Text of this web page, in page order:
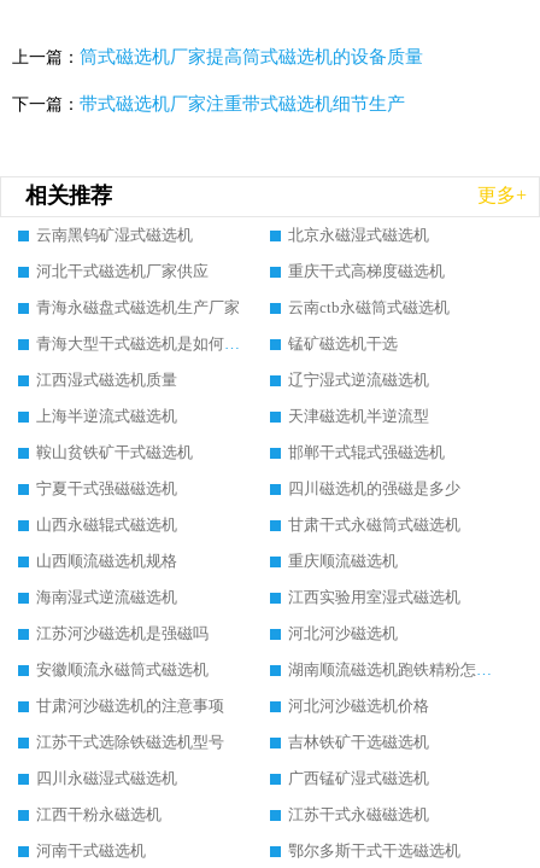
上一篇： 筒式磁选机厂家提高筒式磁选机的设备质量
下一篇： 带式磁选机厂家注重带式磁选机细节生产
相关推荐 更多+
云南黑钨矿湿式磁选机
北京永磁湿式磁选机
河北干式磁选机厂家供应
重庆干式高梯度磁选机
青海永磁盘式磁选机生产厂家
云南ctb永磁筒式磁选机
青海大型干式磁选机是如何选矿的
锰矿磁选机干选
江西湿式磁选机质量
辽宁湿式逆流磁选机
上海半逆流式磁选机
天津磁选机半逆流型
鞍山贫铁矿干式磁选机
邯郸干式辊式强磁选机
宁夏干式强磁磁选机
四川磁选机的强磁是多少
山西永磁辊式磁选机
甘肃干式永磁筒式磁选机
山西顺流磁选机规格
重庆顺流磁选机
海南湿式逆流磁选机
江西实验用室湿式磁选机
江苏河沙磁选机是强磁吗
河北河沙磁选机
安徽顺流永磁筒式磁选机
湖南顺流磁选机跑铁精粉怎么处理
甘肃河沙磁选机的注意事项
河北河沙磁选机价格
江苏干式选除铁磁选机型号
吉林铁矿干选磁选机
四川永磁湿式磁选机
广西锰矿湿式磁选机
江西干粉永磁选机
江苏干式永磁磁选机
河南干式磁选机
鄂尔多斯干式干选磁选机